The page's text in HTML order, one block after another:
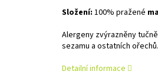
Složení: 100% pražené
Alergeny zvýrazněny
sezamu a ostatních ořechů.
Detailní informace